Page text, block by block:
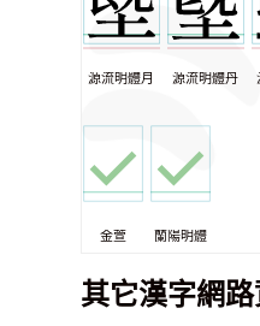
源流明體月 源流明體丹
金萱 蘭陽明體
其它漢字網